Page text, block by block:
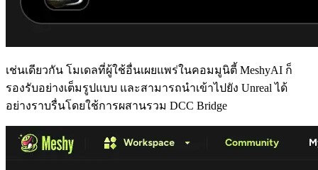
เช่นเดียวกัน โมเดลที่ผู้ใช้อื่นเผยแพร่ในคอมมูนิตี้ MeshyAI ก็
รองรับอย่างเต็มรูปแบบ และสามารถนำเข้าไปยัง Unreal ได้
อย่างราบรื่นโดยใช้การผสานรวม DCC Bridge